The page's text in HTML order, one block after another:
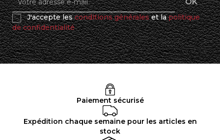
J'accepte lesconditions généraleset lapolitique
de confidentialité
Paiement sécurisé
Expédition chaque semaine pour les articles en
stock